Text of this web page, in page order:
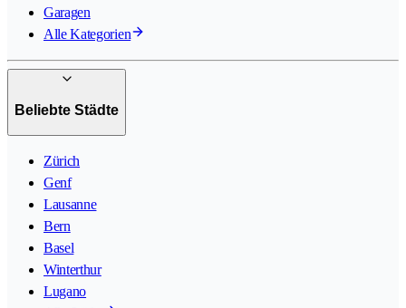
Garagen
Alle Kategorien
Beliebte Städte
Zürich
Genf
Lausanne
Bern
Basel
Winterthur
Lugano